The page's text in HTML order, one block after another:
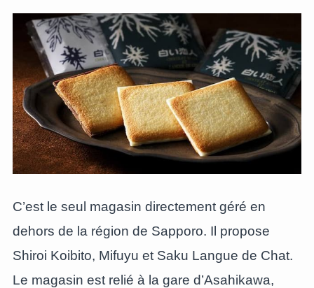
C’est le seul magasin directement géré en
dehors de la région de Sapporo. Il propose
Shiroi Koibito, Mifuyu et Saku Langue de Chat.
Le magasin est relié à la gare d’Asahikawa,